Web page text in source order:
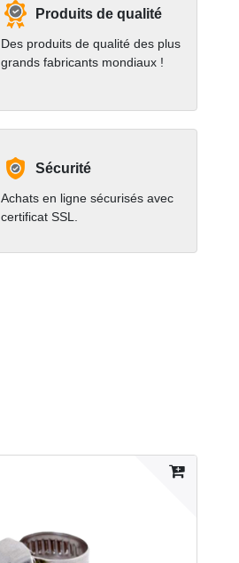
Produits de qualité
Des produits de qualité des plus
grands fabricants mondiaux !
Sécurité
Achats en ligne sécurisés avec
certificat SSL.